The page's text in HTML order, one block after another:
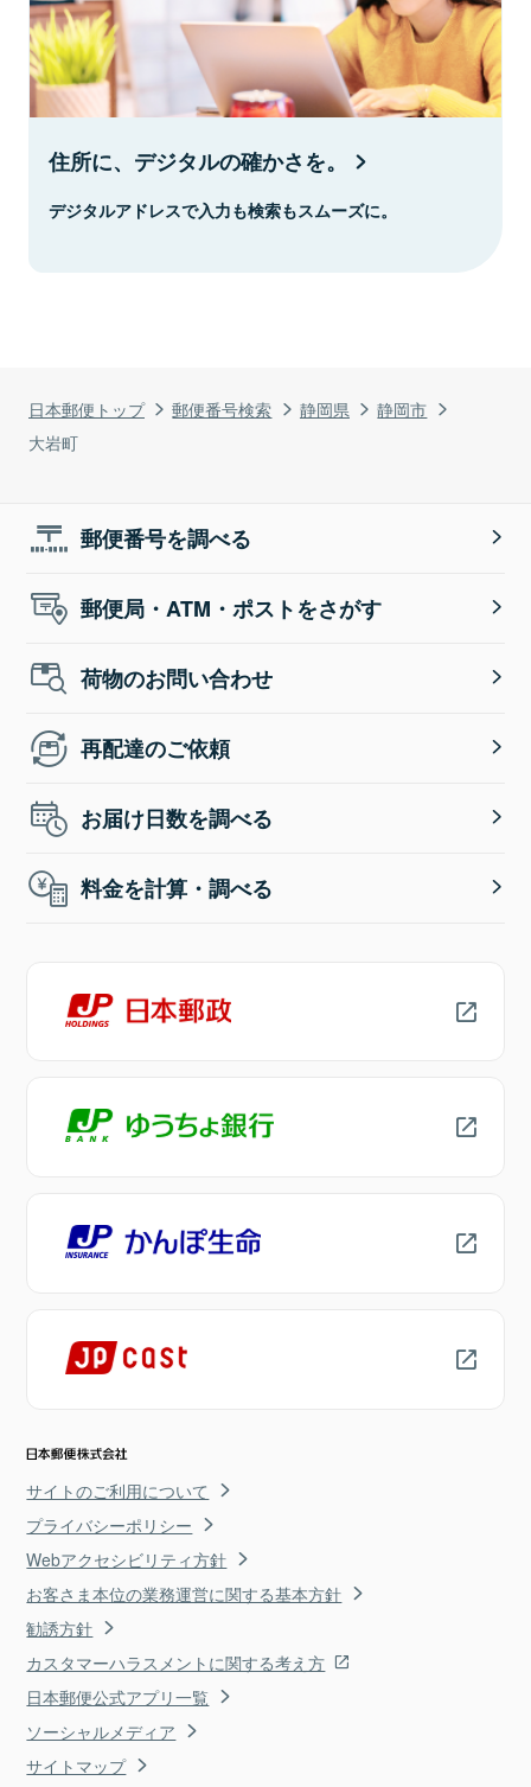
日本郵便トップ 郵便番号検索 静岡県
静岡市
大岩町
住所に、デジタルの確かさを。
デジタルアドレスで入力も検索もスムーズに。
郵便番号を調べる
郵便局・ATM・ポストをさがす
荷物のお問い合わせ
再配達のご依頼
お届け日数を調べる
料金を計算・調べる
サイトのご利用について
プライバシーポリシー
Webアクセシビリティ方針
お客さま本位の業務運営に関する基本方針
勧誘方針
カスタマーハラスメントに関する考え方
日本郵便公式アプリ一覧
ソーシャルメディア
サイトマップ